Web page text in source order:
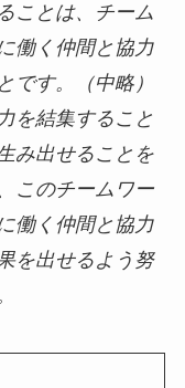
ことは、チーム
働く仲間と協力
です。（中略）
を結集すること
み出せることを
このチームワー
働く仲間と協力
を出せるよう努